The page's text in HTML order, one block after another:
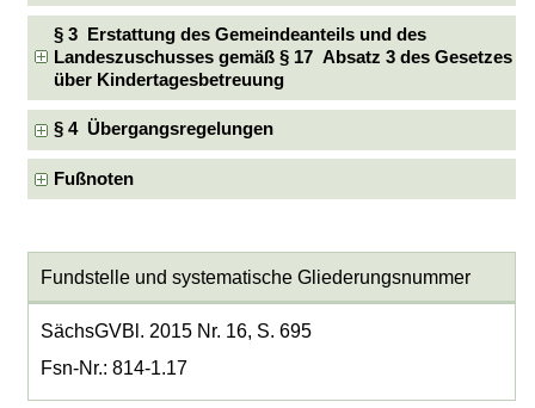
§ 3 Erstattung des Gemeindeanteils und des
Landeszuschusses gemäß § 17 Absatz 3 des Gesetzes
über Kindertagesbetreuung
§ 4 Übergangsregelungen
Fußnoten
Fundstelle und systematische Gliederungsnummer
SächsGVBl. 2015 Nr. 16, S. 695
Fsn-Nr.: 814-1.17